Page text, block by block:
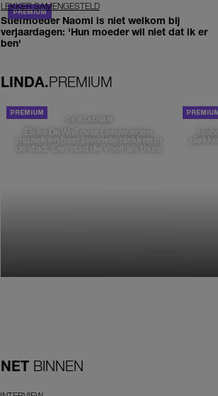
LEKKER SAMENGESTELD
Stiefmoeder Naomi is niet welkom bij
verjaardagen: 'Hun moeder wil niet dat ik er
ben'
LINDA.PREMIUM
DE STAD VAN
Elske DeWall over Leeuwarden,
muziek en haar favoriete plekken in
de stad: 'Een stad die voelt als thuis'
NET BINNEN